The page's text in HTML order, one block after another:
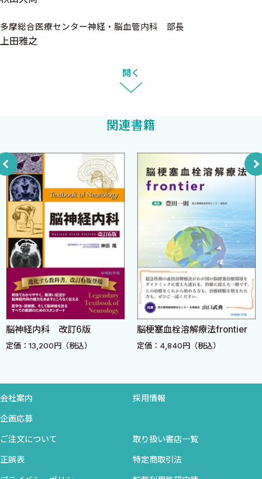
しました．構成としては，疾患の病態理解のための要点，診断と
治療の要点，そして外来・病棟での実臨床の要点をQ&A形式にま
とめ，それを中核にして前後に総説あるいはコラムなどを交えて解
と題するコラムを設け，診療のポイント，コツ，ピットフォール，
最新の知見，読んでおきたい重要文献などについて紹介する工夫
本シリーズは各神経疾患診療に必要な知識を学び，現場での実践
力を身につけることができるようまとめられた，新しいコンセプ
患領域におけるCQを精力的かつ網羅的に抽出していただいた各巻
の分担編集者の先生方，ならびに本シリーズ全体の企画編集にご
協力いただきました慶應義塾大学医学部神経内科専任講師 清水
利彦先生に心から感謝したいと思います．
本シリーズが，神経内科専門医を志す方々にとって血となり肉と
なり，将来の臨床の場において大きな花を咲かせ，そして大きく
豊かな実を結ぶことを期待しています．
鈴 木 則 宏
ょうか？〈星野晴彦〉
3 機械的血栓除去術はどのような症例に有効なのでしょう
4 アテローム血栓性脳梗塞の急性期治療はどのように行われ
治療はどうしますか？〈山本康正〉
よいでしょうか？〈長尾毅彦〉
7 急性期の脳浮腫，脳圧上昇はどのように対処すればよいで
しょうか？〈堀口 崇〉
8 脳保護薬にはどのような臨床的な効果がありますか？〈森
原隆太 山下 徹 阿部康二〉
9 境界領域梗塞の病態はどのように考えられているのです
か？〈大木宏一〉
10 頭蓋内・外の脳動脈解離はどのように診断・治療すれば
いいでしょうか？〈山脇健盛〉
11 奇異性脳塞栓症の診断はどのようにすればよいでしょう
か？〈松本典子 木村和美〉
12 脳静脈・静脈洞血栓症はどのように診断，治療すればよい
でしょうか？〈北川一夫〉
14 もやもや病の治療はどう行いますか？〈黒田 敏〉
16 直接作用型経口抗凝固薬（DOAC）はワルファリンとどの
ように使い分けたらいいですか？
〈高嶋修太郎〉
多摩総合医療センター神経・脳血管内科 部長
上田雅之
開く
関連書籍
脳神経内科 改訂6版
定価：13,200円（税込）
脳梗塞血栓溶解療法frontier
定価：4,840円（税込）
会社案内 採用情報
企画応募
ご注文について 取り扱い書店一覧
正誤表 特定商取引法